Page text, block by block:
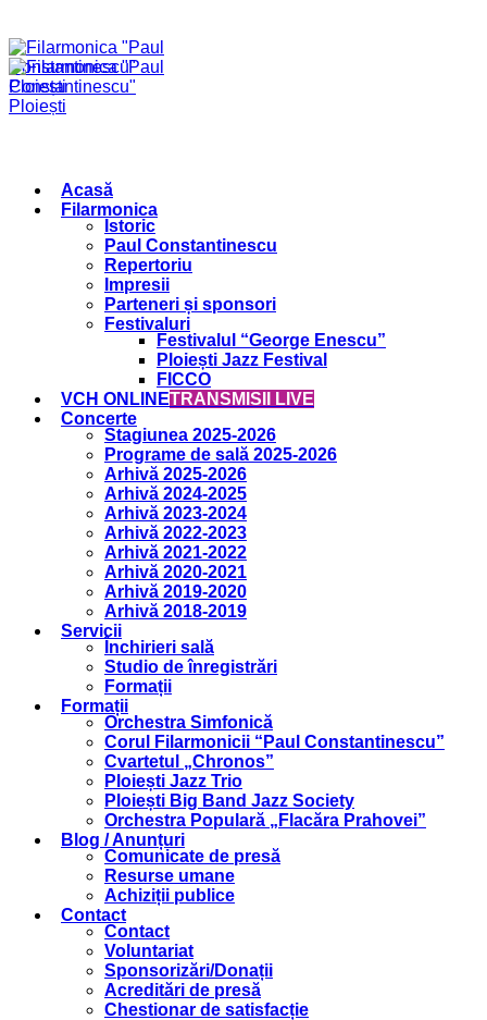
Acasă
Filarmonica
Istoric
Paul Constantinescu
Repertoriu
Impresii
Parteneri și sponsori
Festivaluri
Festivalul “George Enescu”
Ploiești Jazz Festival
FICCO
VCH ONLINETRANSMISII LIVE
Concerte
Stagiunea 2025-2026
Programe de sală 2025-2026
Arhivă 2025-2026
Arhivă 2024-2025
Arhivă 2023-2024
Arhivă 2022-2023
Arhivă 2021-2022
Arhivă 2020-2021
Arhivă 2019-2020
Arhivă 2018-2019
Servicii
Închirieri sală
Studio de înregistrări
Formații
Formații
Orchestra Simfonică
Corul Filarmonicii “Paul Constantinescu”
Cvartetul „Chronos”
Ploiești Jazz Trio
Ploiești Big Band Jazz Society
Orchestra Populară „Flacăra Prahovei”
Blog / Anunțuri
Comunicate de presă
Resurse umane
Achiziții publice
Contact
Contact
Voluntariat
Sponsorizări/Donații
Acreditări de presă
Chestionar de satisfacție